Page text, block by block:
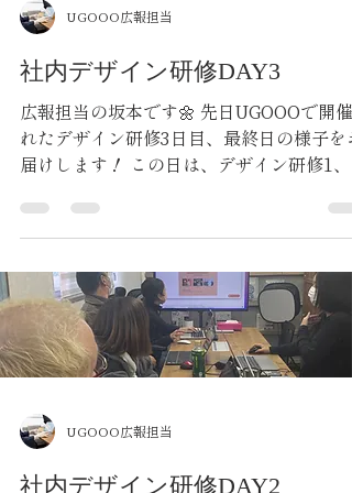
UGOOO広報担当
社内デザイン研修DAY3
広報担当の坂本です🌼 先日UGOOOで開催
れたデザイン研修3日目、最終日の様子を
届けします！ この日は、デザイン研修1、2
いました！ 内容は、名刺のデザインとバナ
ーのデザインを制作するというものです
😊...
UGOOO広報担当
社内デザイン研修DAY2